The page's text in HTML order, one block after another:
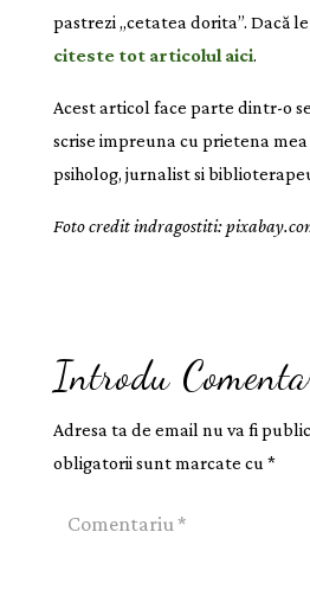
pastrezi „cetatea dorita”. Dacă
citeste tot articolul aici.
Acest articol face parte dintr-o
scrise impreuna cu prietena
psiholog, jurnalist si
Foto credit indragostiti:
Introdu
Adresa ta de email nu va fi
obligatorii sunt marcate cu *